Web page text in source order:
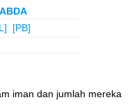
[PB]
iman dan jumlah mereka